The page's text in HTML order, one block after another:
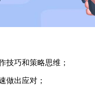
技巧和策略思维；
做出应对；